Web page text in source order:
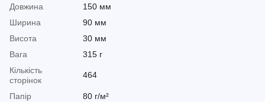
Довжина
150 мм
Ширина
90 мм
Висота
30 мм
Вага
315 г
Кількість
сторінок
464
Папір
80 г/м²